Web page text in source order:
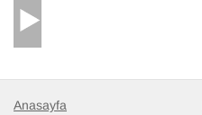
Anasayfa